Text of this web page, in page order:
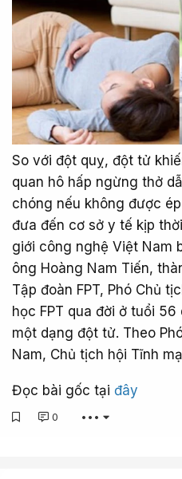
So với đột quỵ, đột tử
quan hô hấp ngừng thở
chóng nếu không được
đưa đến cơ sở y tế kịp
giới công nghệ Việt Nam
ông Hoàng Nam Tiến,
Tập đoàn FPT, Phó Chủ
học FPT qua đời ở tuổi
một dạng đột tử. Theo
Nam, Chủ tịch hội Tĩnh
Đọc bài gốc tại đây
0 •••